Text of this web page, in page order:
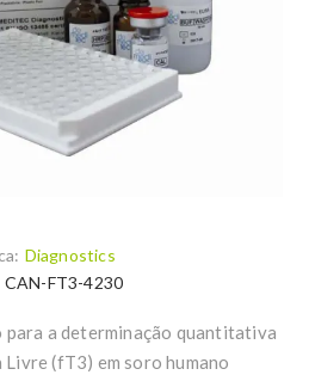
Diagnostics
CAN-FT3-4230
para a determinação quantitativa
(fT3) em soro humano